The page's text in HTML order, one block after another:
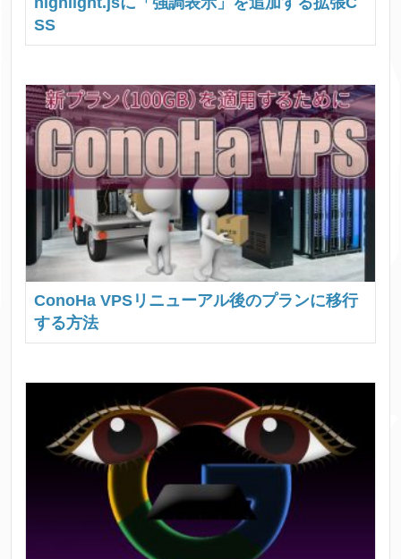
SS
ConoHa VPSリニューアル後のプランに移行
する方法